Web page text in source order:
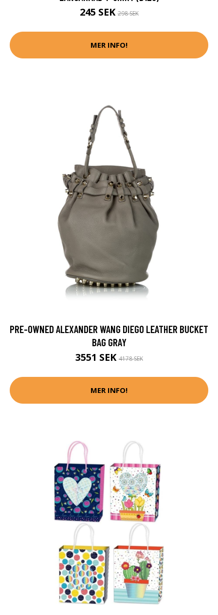
245 SEK298 SEK
MER INFO!
PRE-OWNED ALEXANDER WANG DIEGO LEATHER BUCKET
BAG GRAY
3551 SEK4178 SEK
MER INFO!